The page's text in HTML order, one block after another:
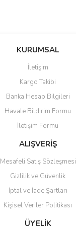
KURUMSAL
İletişim
Kargo Takibi
Banka Hesap Bilgileri
Havale Bildirim Formu
İletişim Formu
ALIŞVERİŞ
Mesafeli Satış Sözleşmesi
Gizlilik ve Güvenlik
İptal ve İade Şartları
Kişisel Veriler Politikası
ÜYELİK